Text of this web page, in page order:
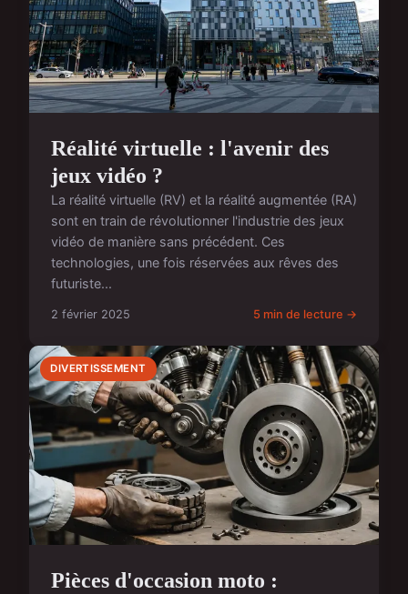
Réalité virtuelle : l'avenir des
jeux vidéo ?
La réalité virtuelle (RV) et la réalité augmentée (RA)
sont en train de révolutionner l'industrie des jeux
vidéo de manière sans précédent. Ces
technologies, une fois réservées aux rêves des
futuriste...
2 février 2025 5 min de lecture →
DIVERTISSEMENT
Pièces d'occasion moto :